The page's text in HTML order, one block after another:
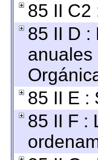
85 II C2
85 II D :
anuales
85 II E :
85 II F :